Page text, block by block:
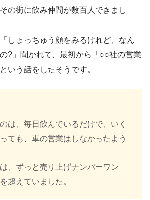
の街に飲み仲間が数百人できまし
しょっちゅう顔をみるけれど、なん
?」聞かれて、最初から「○○社の営業
いう話をしたそうです。
は、毎日飲んでいるだけで、いく
ても、車の営業はしなかったよう
、ずっと売り上げナンバーワン
超えていました。